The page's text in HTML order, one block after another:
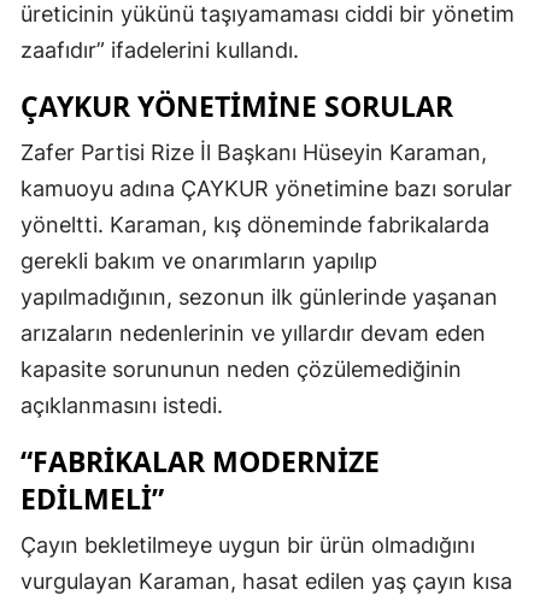
üreticinin yükünü taşıyamaması ciddi bir yönetim
zaafıdır” ifadelerini kullandı.
ÇAYKUR YÖNETIMINE SORULAR
Zafer Partisi Rize İl Başkanı Hüseyin Karaman,
kamuoyu adına ÇAYKUR yönetimine bazı sorular
yöneltti. Karaman, kış döneminde fabrikalarda
gerekli bakım ve onarımların yapılıp
yapılmadığının, sezonun ilk günlerinde yaşanan
arızaların nedenlerinin ve yıllardır devam eden
kapasite sorununun neden çözülemediğinin
açıklanmasını istedi.
“FABRIKALAR MODERNIZE
EDILMELI”
Çayın bekletilmeye uygun bir ürün olmadığını
vurgulayan Karaman, hasat edilen yaş çayın kısa